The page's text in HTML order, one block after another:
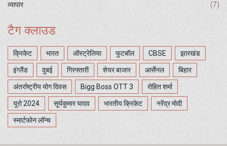
व्यापार (7)
टैग क्लाउड
क्रिकेट भारत ऑस्ट्रेलिया फुटबॉल CBSE झारखंड
इंग्लैंड दुबई गिरफ्तारी शेयर बाजार आर्सेनल बिहार
अंतर्राष्ट्रीय योग दिवस Bigg Boss OTT 3 रोहित शर्मा
यूरो 2024 सूर्यकुमार यादव भारतीय क्रिकेट नरेंद्र मोदी
स्मार्टफोन लॉन्च